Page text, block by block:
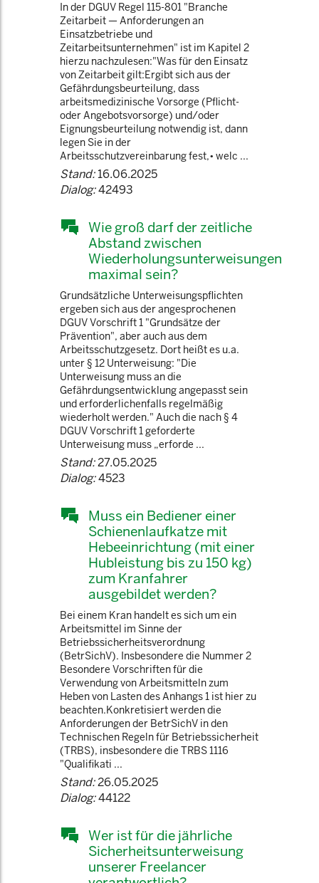
In der DGUV Regel 115-801 "Branche
Zeitarbeit — Anforderungen an
Einsatzbetriebe und
Zeitarbeitsunternehmen" ist im Kapitel 2
hierzu nachzulesen:"Was für den Einsatz
von Zeitarbeit gilt:Ergibt sich aus der
Gefährdungsbeurteilung, dass
arbeitsmedizinische Vorsorge (Pflicht-
oder Angebotsvorsorge) und/oder
Eignungsbeurteilung notwendig ist, dann
legen Sie in der
Arbeitsschutzvereinbarung fest,• welc ...
Stand:16.06.2025
Dialog:42493
Wie groß darf der zeitliche
Abstand zwischen
Wiederholungsunterweisungen
maximal sein?
Grundsätzliche Unterweisungspflichten
ergeben sich aus der angesprochenen
DGUV Vorschrift 1 "Grundsätze der
Prävention", aber auch aus dem
Arbeitsschutzgesetz. Dort heißt es u.a.
unter § 12 Unterweisung: "Die
Unterweisung muss an die
Gefährdungsentwicklung angepasst sein
und erforderlichenfalls regelmäßig
wiederholt werden." Auch die nach § 4
DGUV Vorschrift 1 geforderte
Unterweisung muss „erforde ...
Stand:27.05.2025
Dialog:4523
Muss ein Bediener einer
Schienenlaufkatze mit
Hebeeinrichtung (mit einer
Hubleistung bis zu 150 kg)
zum Kranfahrer
ausgebildet werden?
Bei einem Kran handelt es sich um ein
Arbeitsmittel im Sinne der
Betriebssicherheitsverordnung
(BetrSichV). Insbesondere die Nummer 2
Besondere Vorschriften für die
Verwendung von Arbeitsmitteln zum
Heben von Lasten des Anhangs 1 ist hier zu
beachten.Konkretisiert werden die
Anforderungen der BetrSichV in den
Technischen Regeln für Betriebssicherheit
(TRBS), insbesondere die TRBS 1116
"Qualifikati ...
Stand:26.05.2025
Dialog:44122
Wer ist für die jährliche
Sicherheitsunterweisung
unserer Freelancer